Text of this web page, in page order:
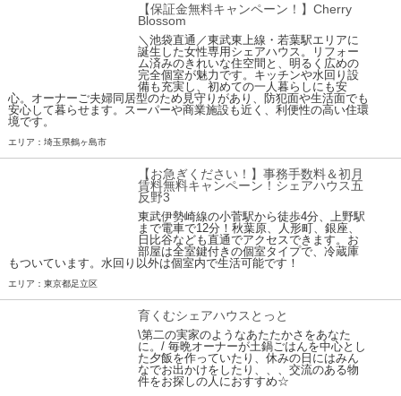
【保証金無料キャンペーン！】Cherry
Blossom
＼池袋直通／東武東上線・若葉駅エリアに
誕生した女性専用シェアハウス。リフォー
ム済みのきれいな住空間と、明るく広めの
完全個室が魅力です。キッチンや水回り設
備も充実し、初めての一人暮らしにも安
心。オーナーご夫婦同居型のため見守りがあり、防犯面や生活面でも
安心して暮らせます。スーパーや商業施設も近く、利便性の高い住環
境です。
エリア：埼玉県鶴ヶ島市
【お急ぎください！】事務手数料＆初月
賃料無料キャンペーン！シェアハウス五
反野3
東武伊勢崎線の小菅駅から徒歩4分、上野駅
まで電車で12分！秋葉原、人形町、銀座、
日比谷なども直通でアクセスできます。お
部屋は全室鍵付きの個室タイプで、冷蔵庫
もついています。水回り以外は個室内で生活可能です！
エリア：東京都足立区
育くむシェアハウスとっと
\第二の実家のようなあたたかさをあなた
に。/ 毎晩オーナーが土鍋ごはんを中心とし
た夕飯を作っていたり、休みの日にはみん
なでお出かけをしたり、、、交流のある物
件をお探しの人におすすめ☆